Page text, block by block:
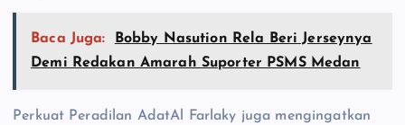
Baca Juga:
Bobby Nasution Rela Beri Jerseynya
Demi Redakan Amarah Suporter PSMS Medan
Perkuat Peradilan AdatAl Farlaky juga mengingatkan